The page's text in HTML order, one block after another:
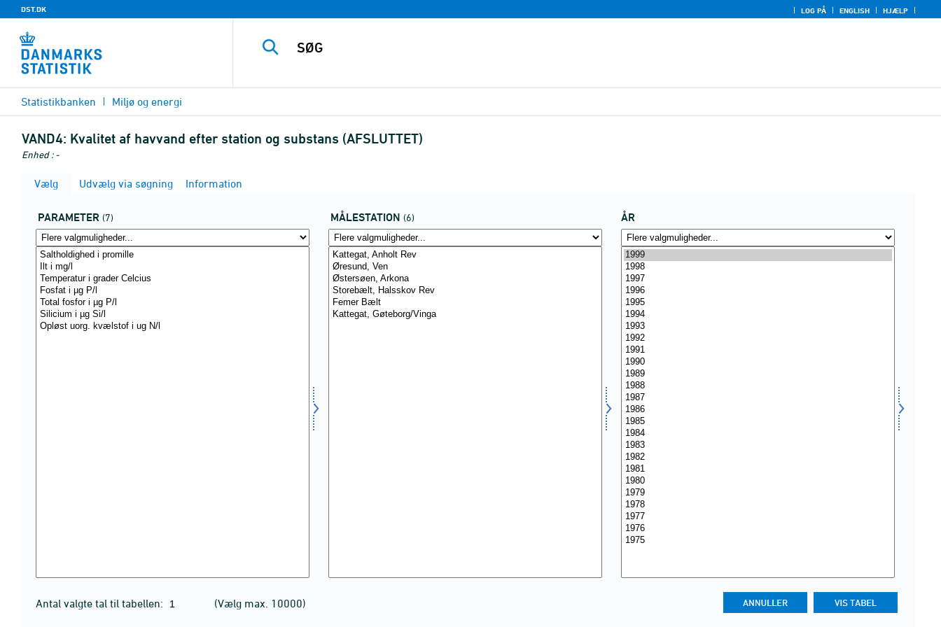
DST.DK LOG PÅ ENGLISH HJÆLP
Statistikbanken Miljø og energi
VAND4: Kvalitet af havvand efter station og substans (AFSLUTTET)
Enhed : -
Vælg Udvælg via søgning Information
PARAMETER (7) MÅLESTATION (6) ÅR
Antal valgte tal til tabellen: (Vælg max. 10000)